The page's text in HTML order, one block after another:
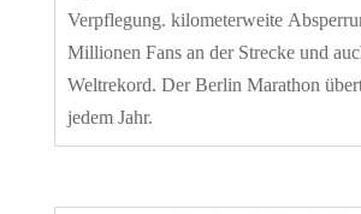
Verpflegung. kilometerweite
Millionen Fans an der Strecke und
Weltrekord. Der Berlin Marathon
jedem Jahr.